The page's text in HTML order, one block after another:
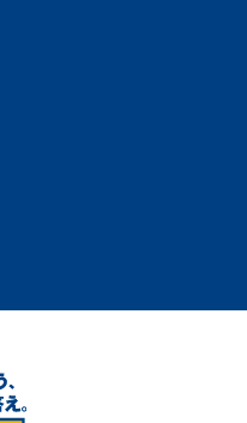
いタブで開く）
く）